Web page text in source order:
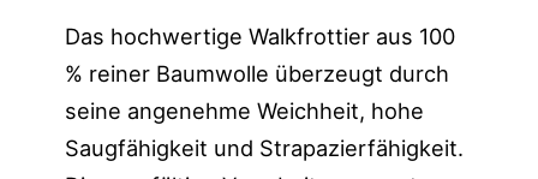
Das hochwertige Walkfrottier aus 100
% reiner Baumwolle überzeugt durch
seine angenehme Weichheit, hohe
Saugfähigkeit und Strapazierfähigkeit.